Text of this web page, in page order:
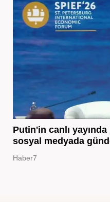
Putin'in canlı
sosyal medyada
Haber7